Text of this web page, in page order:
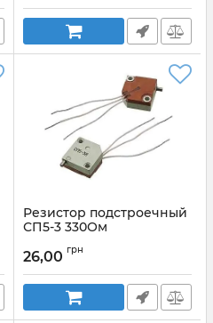
Резистор подстроечный
СП5-3 330Ом
26,00 грн